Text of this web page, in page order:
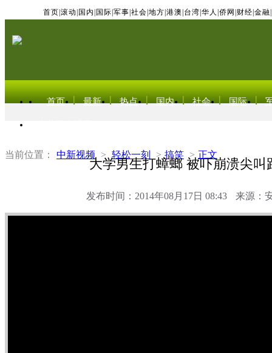
首页 滚动 国内 国际 军事 社会 地方 港澳 台湾 华人 侨网 财经 金融
首页 最新 热点 国内 社会 国际
当前位置： 中新视频 > 轻松一刻 > 搞笑 > 正文
大学男生打蟑螂 被吓崩溃尖叫
发布时间：2014年08月17日 08:43 来源：